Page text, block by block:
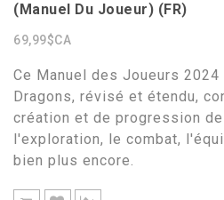
(Manuel Du Joueur) (FR)
69,99$CA
Ce Manuel des Joueurs 2024
Dragons, révisé et étendu,
création et de progression
l'exploration, le combat,
bien plus encore.